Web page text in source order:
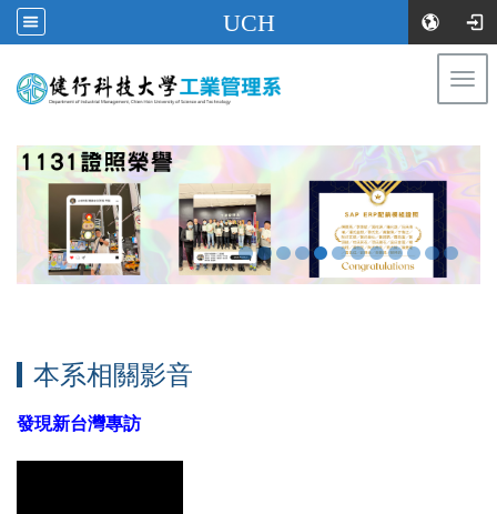
UCH
本系相關影音
發現新台灣專訪